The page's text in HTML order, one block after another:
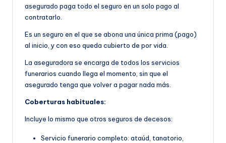
asegurado paga todo el seguro en un solo pago al
contratarlo.
Es un seguro en el que se abona una única prima (pago)
al inicio, y con eso queda cubierto de por vida.
La aseguradora se encarga de todos los servicios
funerarios cuando llega el momento, sin que el
asegurado tenga que volver a pagar nada más.
Coberturas habituales:
Incluye lo mismo que otros seguros de decesos:
Servicio funerario completo: ataúd, tanatorio,